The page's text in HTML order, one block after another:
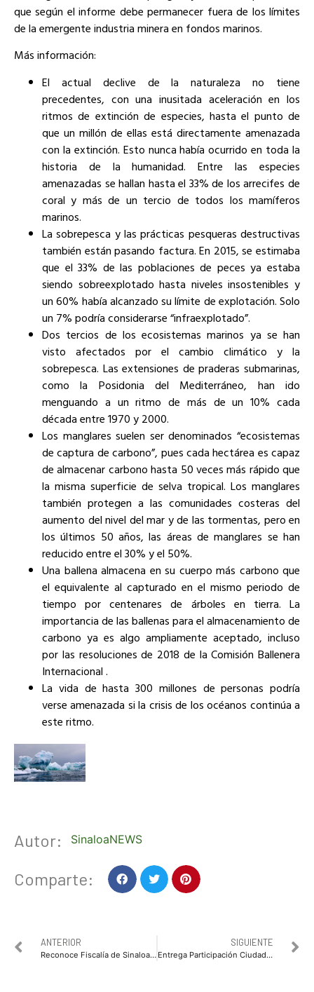
que según el informe debe permanecer fuera de los límites
de la emergente industria minera en fondos marinos.
Más información:
El actual declive de la naturaleza no tiene
precedentes, con una inusitada aceleración en los
ritmos de extinción de especies, hasta el punto de
que un millón de ellas está directamente amenazada
con la extinción. Esto nunca había ocurrido en toda la
historia de la humanidad. Entre las especies
amenazadas se hallan hasta el 33% de los arrecifes de
coral y más de un tercio de todos los mamíferos
marinos.
La sobrepesca y las prácticas pesqueras destructivas
también están pasando factura. En 2015, se estimaba
que el 33% de las poblaciones de peces ya estaba
siendo sobreexplotado hasta niveles insostenibles y
un 60% había alcanzado su límite de explotación. Solo
un 7% podría considerarse “infraexplotado”.
Dos tercios de los ecosistemas marinos ya se han
visto afectados por el cambio climático y la
sobrepesca. Las extensiones de praderas submarinas,
como la Posidonia del Mediterráneo, han ido
menguando a un ritmo de más de un 10% cada
década entre 1970 y 2000.
Los manglares suelen ser denominados “ecosistemas
de captura de carbono”, pues cada hectárea es capaz
de almacenar carbono hasta 50 veces más rápido que
la misma superficie de selva tropical. Los manglares
también protegen a las comunidades costeras del
aumento del nivel del mar y de las tormentas, pero en
los últimos 50 años, las áreas de manglares se han
reducido entre el 30% y el 50%.
Una ballena almacena en su cuerpo más carbono que
el equivalente al capturado en el mismo periodo de
tiempo por centenares de árboles en tierra. La
importancia de las ballenas para el almacenamiento de
carbono ya es algo ampliamente aceptado, incluso
por las resoluciones de 2018 de la Comisión Ballenera
Internacional .
La vida de hasta 300 millones de personas podría
verse amenazada si la crisis de los océanos continúa a
este ritmo.
Autor: SinaloaNEWS
Comparte:
ANTERIOR
Reconoce Fiscalía de Sinaloa a más de 100 elementos en la zona centro
SIGUIENTE
Entrega Participación Ciudadana apoyos del programa “Piñatas y Dulces Navideños”